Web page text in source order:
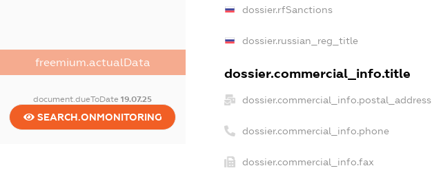
freemium.actualData
document.dueToDate19.07.25
SEARCH.ONMONITORING
dossier.rfSanctions
dossier.russian_reg_title
dossier.commercial_info.title
dossier.commercial_info.postal_address
dossier.commercial_info.phone
dossier.commercial_info.fax